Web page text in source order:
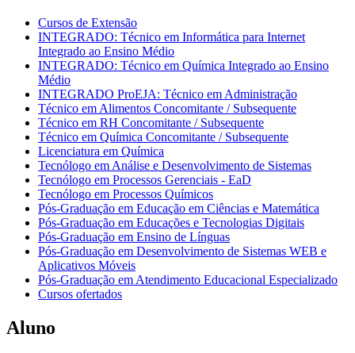
Cursos de Extensão
INTEGRADO: Técnico em Informática para Internet
Integrado ao Ensino Médio
INTEGRADO: Técnico em Química Integrado ao Ensino
Médio
INTEGRADO ProEJA: Técnico em Administração
Técnico em Alimentos Concomitante / Subsequente
Técnico em RH Concomitante / Subsequente
Técnico em Química Concomitante / Subsequente
Licenciatura em Química
Tecnólogo em Análise e Desenvolvimento de Sistemas
Tecnólogo em Processos Gerenciais - EaD
Tecnólogo em Processos Químicos
Pós-Graduação em Educação em Ciências e Matemática
Pós-Graduação em Educações e Tecnologias Digitais
Pós-Graduação em Ensino de Línguas
Pós-Graduação em Desenvolvimento de Sistemas WEB e
Aplicativos Móveis
Pós-Graduação em Atendimento Educacional Especializado
Cursos ofertados
Aluno